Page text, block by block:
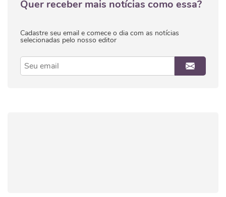
Quer receber mais notícias como essa?
Cadastre seu email e comece o dia com as notícias
selecionadas pelo nosso editor